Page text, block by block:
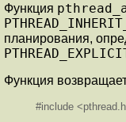
Функция
планирования,
Функция
#include